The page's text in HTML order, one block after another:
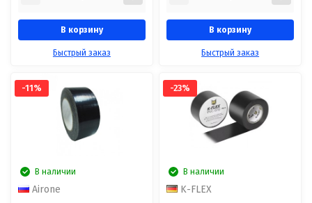
В корзину
Быстрый заказ
В корзину
Быстрый заказ
-11%
В наличии
Airone
-23%
В наличии
K-FLEX